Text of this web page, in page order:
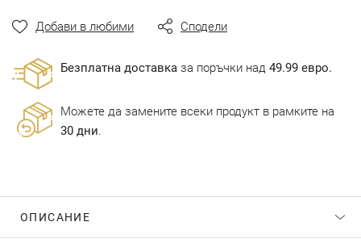
Добави в любими Сподели
Безплатна доставка за поръчки над 49.99 евро.
Можете да замените всеки продукт в рамките на
30 дни.
ОПИСАНИЕ